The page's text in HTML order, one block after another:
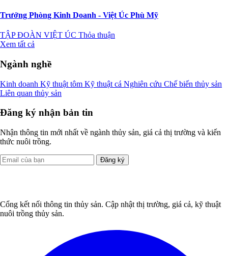
Trưởng Phòng Kinh Doanh - Việt Úc Phù Mỹ
TẬP ĐOÀN VIỆT ÚC Thỏa thuận
Xem tất cả
Ngành nghề
Kinh doanh Kỹ thuật tôm Kỹ thuật cá Nghiên cứu Chế biến thủy sản
Liên quan thủy sản
Đăng ký nhận bản tin
Nhận thông tin mới nhất về ngành thủy sản, giá cả thị trường và kiến
thức nuôi trồng.
Đăng ký
Cổng kết nối thông tin thủy sản. Cập nhật thị trường, giá cả, kỹ thuật
nuôi trồng thủy sản.